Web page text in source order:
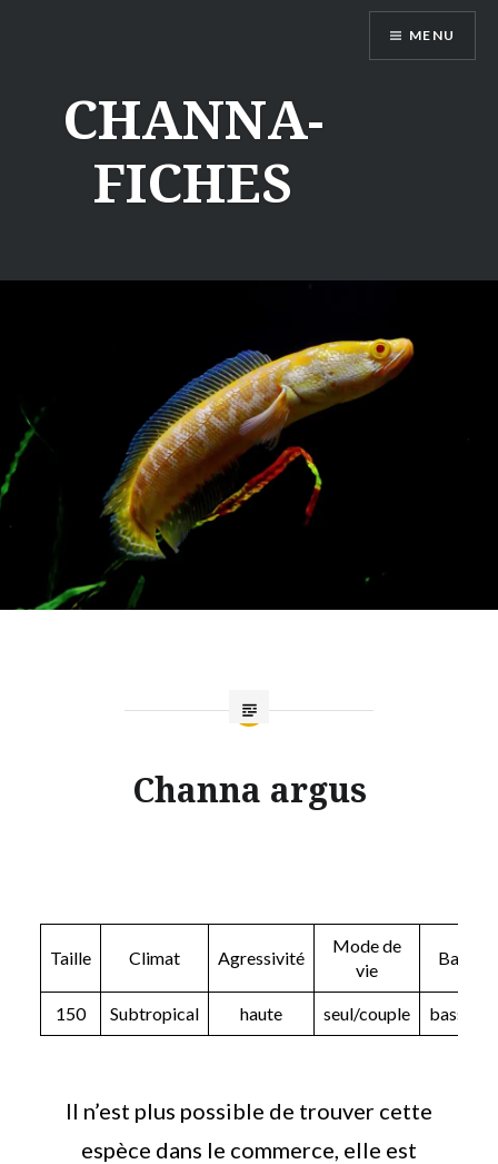
CHANNA-
FICHES
MENU
Channa argus
Taille Climat Agressivité
Mode de
vie
Bac
150 Subtropical haute seul/couple bassin
Il n’est plus possible de trouver cette
espèce dans le commerce, elle est